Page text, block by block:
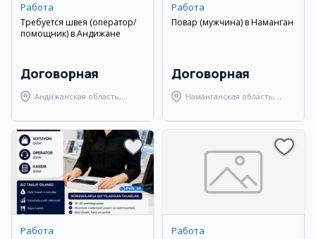
Работа
Требуется швея (оператор/
помощник) в Андижане
Договорная
Андижанская область,
Работа
Повар (мужчина) в Наманган
Договорная
Наманганская область,
Работа Работа